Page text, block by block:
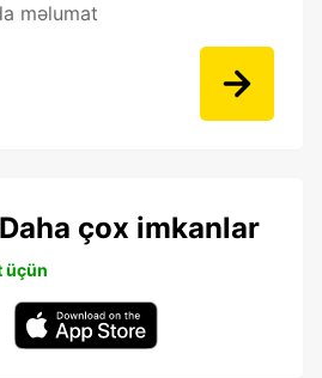
məlumat
çox imkanlar
üçün